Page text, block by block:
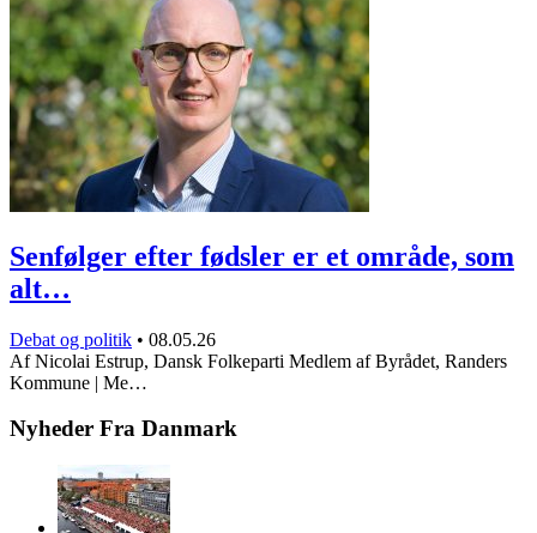
Senfølger efter fødsler er et område, som
alt…
Debat og politik • 08.05.26
Af Nicolai Estrup, Dansk Folkeparti Medlem af Byrådet, Randers
Kommune | Me…
Nyheder Fra Danmark